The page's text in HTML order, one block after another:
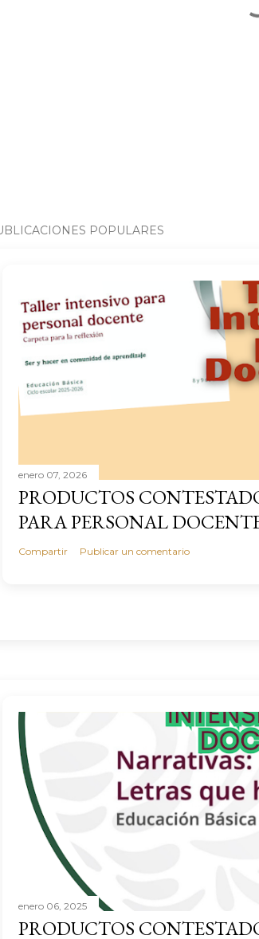
POPULARES
enero 07, 2026
PRODUCTOS
PARA PERSONAL
Compartir Publicar un comentario
enero 06, 2025
PRODUCTOS